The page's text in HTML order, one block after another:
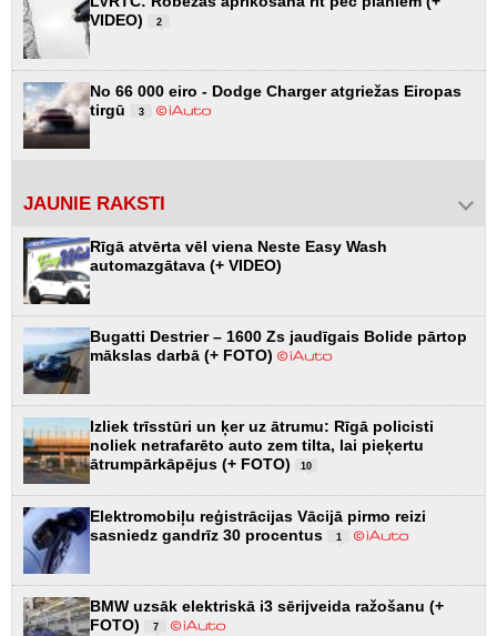
VIDEO)
2
No 66 000 eiro - Dodge Charger atgriežas Eiropas
tirgū
3
JAUNIE RAKSTI
Rīgā atvērta vēl viena Neste Easy Wash
automazgātava (+ VIDEO)
Bugatti Destrier – 1600 Zs jaudīgais Bolide pārtop
mākslas darbā (+ FOTO)
Izliek trīsstūri un ķer uz ātrumu: Rīgā policisti
noliek netrafarēto auto zem tilta, lai pieķertu
ātrumpārkāpējus (+ FOTO)
10
Elektromobiļu reģistrācijas Vācijā pirmo reizi
sasniedz gandrīz 30 procentus
1
BMW uzsāk elektriskā i3 sērijveida ražošanu (+
FOTO)
7